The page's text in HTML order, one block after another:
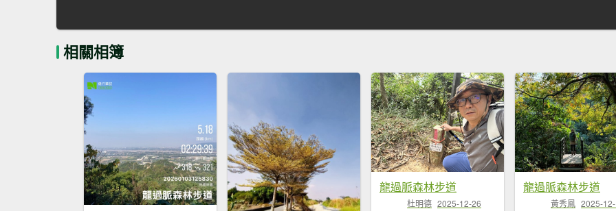
相關相簿
龍過脈森林步道
杜明德 2025-12-26
龍過脈森林步道
黃秀鳳 2025-